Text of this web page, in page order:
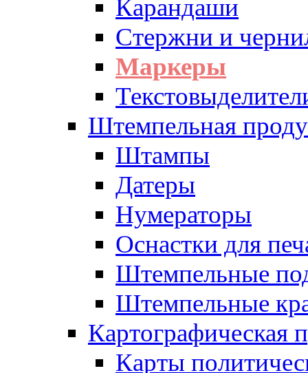
Карандаши
Стержни и
Маркеры
Штемпельная
Штампы
Датеры
Нумераторы
Оснастки для
Штемпельные
Штемпельные
Картографическая
Карты